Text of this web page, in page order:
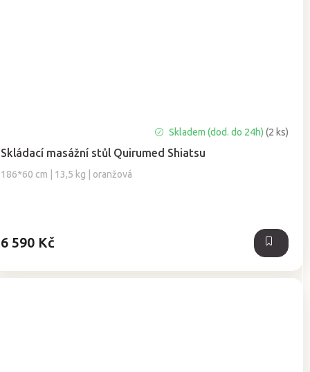
Skládací masážní stůl Quirumed Shiatsu
186*60 cm | 13,5 kg | oranžová
Skladem (dod. do 24h) (2 ks)
6 590 Kč